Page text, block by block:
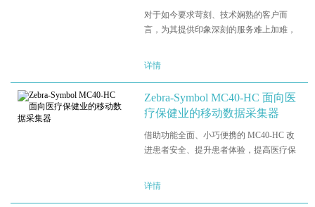
对于如今要求苛刻、技术娴熟的客户而
言，为其提供印象深刻的服务难上加难，
手，一切将变得轻而易举。凭借这款外形
详情
Zebra-Symbol MC40-HC 面向医
疗保健业的移动数据采集器
借助功能全面、小巧便携的 MC40-HC 改
进患者安全、提升患者体验，提高医疗保
其医疗保健服务提供商，您就有责任为其
详情